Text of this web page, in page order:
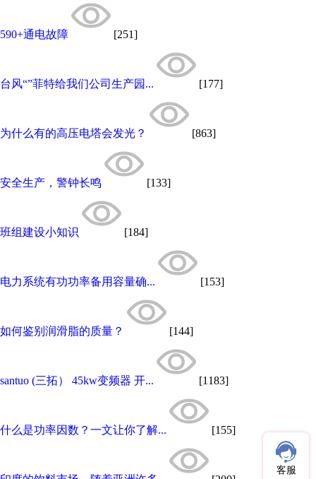
590+通电故障 [251]
台风“”菲特给我们公司生产园... [177]
为什么有的高压电塔会发光？ [863]
安全生产，警钟长鸣 [133]
班组建设小知识 [184]
电力系统有功功率备用容量确... [153]
如何鉴别润滑脂的质量？ [144]
santuo (三拓） 45kw变频器 开... [1183]
什么是功率因数？一文让你了解... [155]
客服